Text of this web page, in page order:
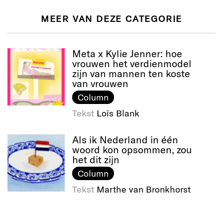
MEER VAN DEZE CATEGORIE
Meta x Kylie Jenner: hoe
vrouwen het verdienmodel
zijn van mannen ten koste
van vrouwen
Column
Tekst Loïs Blank
Als ik Nederland in één
woord kon opsommen, zou
het dit zijn
Column
Tekst Marthe van Bronkhorst